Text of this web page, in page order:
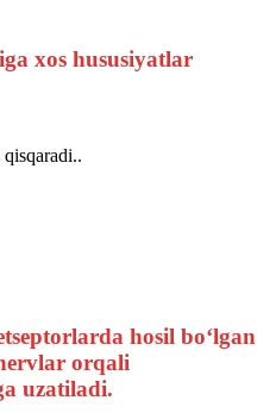
xos hususiyatlar
hosil bo‘lgan
orqali
uzatiladi.